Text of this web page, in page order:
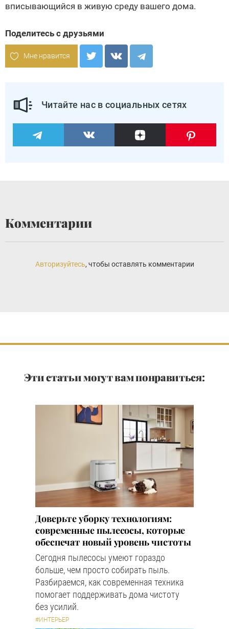
вписывающийся в живую среду вашего дома.
Поделитесь с друзьями
Мне нравится
Читайте нас в социальных сетях
Комментарии
Авторизуйтесь, чтобы оставлять комментарии
Эти статьи могут вам понравиться:
Доверьте уборку технологиям:
современные пылесосы, которые
обеспечат новый уровень чистоты
Сегодня пылесосы умеют гораздо
больше, чем просто собирать пыль.
Разбираемся, как современная техника
помогает поддерживать дома чистоту
без усилий.
#ИНТЕРЬЕР